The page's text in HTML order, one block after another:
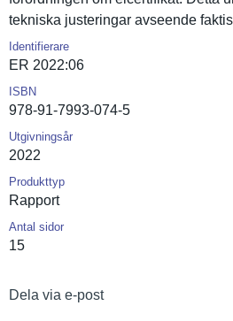
tekniska justeringa­r avseende
Identifierare
ER 2022:06
ISBN
978-91-7993-074-5
Utgivningsår
2022
Produkttyp
Rapport
Antal sidor
15
Dela via e-post